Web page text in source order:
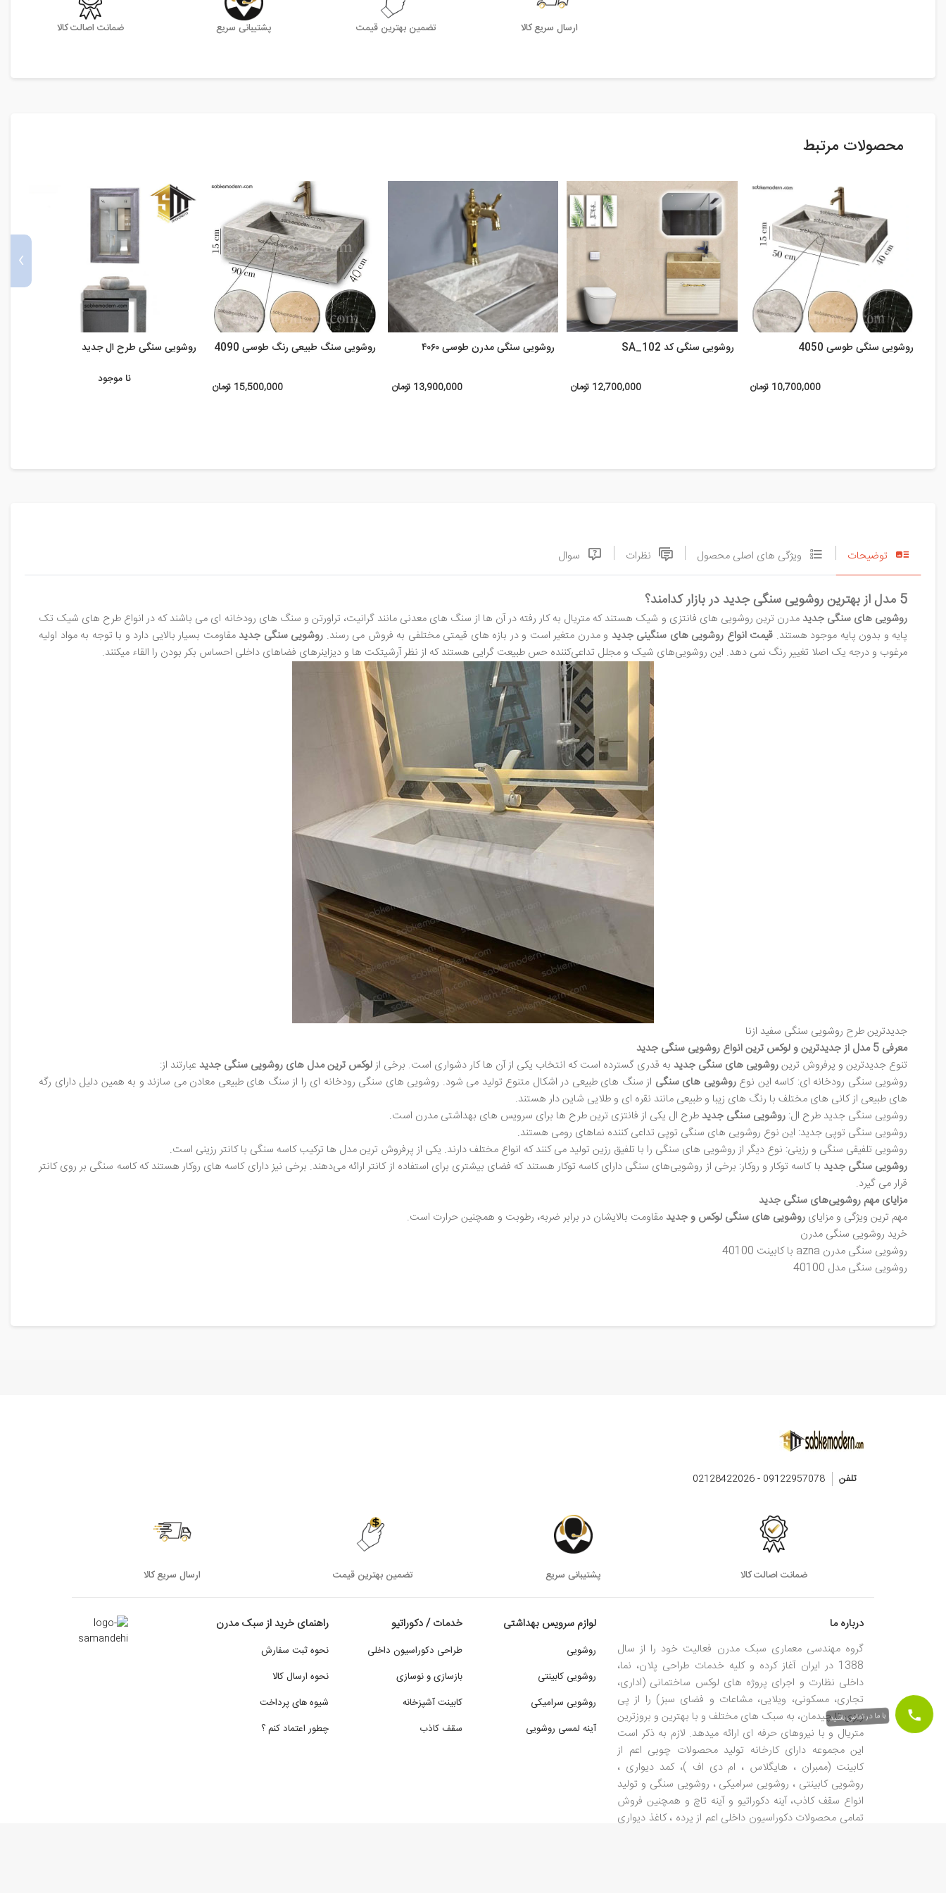
ارسال سریع کالا تضمین بهترین قیمت پشتیبانی سریع ضمانت اصالت کالا
محصولات مرتبط
روشویی سنگی طوسی 4050
10,700,000 تومان
روشویی سنگی کد SA_102
12,700,000 تومان
روشویی سنگی مدرن طوسی ۴۰۶۰
13,900,000 تومان
روشویی سنگ طبیعی رنگ طوسی 4090
15,500,000 تومان
روشویی سنگی طرح ال جدید
نا موجود
›
توضیحات ویژگی های اصلی محصول نظرات سوال
5 مدل از بهترین روشویی سنگی جدید در بازار کدامند؟
روشویی های سنگی جدیدمدرن ترین روشویی های فانتزی و شیک هستند که متریال به کار رفته در آن ها از سنگ های معدنی مانند گرانیت، تراورتن و سنگ های رودخانه ای می باشند که در انواع طرح های شیک تک
پایه و بدون پایه موجود هستند. قیمت انواع روشویی های سنگینی جدید و مدرن متغیر است و در بازه های قیمتی مختلفی به فروش می رسند. روشویی سنگی جدیدمقاومت بسیار بالایی دارد و با توجه به مواد اولیه
مرغوب و درجه یک اصلا تغییر رنگ نمی دهد. این روشویی‌های شیک و مجلل تداعی‌کننده حس طبیعت گرایی هستند که از نظر آرشیتکت ها و دیزاینرهای فضاهای داخلی احساس بکر بودن را القاء می‎کنند.
جدیدترین طرح روشویی سنگی سفید ازنا
معرفی 5 مدل از جدیدترین و لوکس ترین انواع روشویی سنگی جدید
تنوع جدیدترین و پرفروش ترینروشویی های سنگی جدید به قدری گسترده است که انتخاب یکی از آن ها کار دشواری است. برخی از لوکس ترین مدل های روشویی سنگی جدید عبارتند از:
روشویی سنگی رودخانه ای: کاسه این نوعروشویی های سنگی از سنگ های طبیعی در اشکال متنوع تولید می شود. روشویی های سنگی رودخانه ای را از سنگ های طبیعی معادن می سازند و به همین دلیل دارای رگه
های طبیعی از کانی های مختلف با رنگ های زیبا و طبیعی مانند نقره ای و طلایی شاین دار هستند.
روشویی سنگی جدید طرح ال: روشویی سنگی جدیدطرح ال یکی از فانتزی ترین طرح ها برای سرویس های بهداشتی مدرن است.
روشویی سنگی توپی جدید: این نوع روشویی های سنگی توپی تداعی کننده نماهای رومی هستند.
روشویی تلفیقی سنگی و رزینی: نوع دیگر از روشویی های سنگی را با تلفیق رزین تولید می کنند که انواع مختلف دارند. یکی از پرفروش ترین مدل ها ترکیب کاسه سنگی با کانتر رزینی است.
روشویی سنگی جدید با کاسه توکار و روکار: برخی از روشویی‌های سنگی دارای کاسه توکار هستند که فضای بیشتری برای استفاده از کانتر ارائه می‌دهند. برخی نیز دارای کاسه های روکار هستند که کاسه سنگی بر روی کانتر
قرار می گیرد.
مزایای مهم روشویی‌های سنگی جدید
مهم ترین ویژگی و مزایای روشویی های سنگی لوکس و جدیدمقاومت بالایشان در برابر ضربه، رطوبت و همچنین حرارت است.
خرید روشویی سنگی مدرن
روشویی سنگی مدرن azna با کابینت 40100
روشویی سنگی مدل 40100
تلفن 09122957078 - 02128422026
ضمانت اصالت کالا پشتیبانی سریع تضمین بهترین قیمت ارسال سریع کالا
درباره ما
گروه مهندسی معماری سبک مدرن فعالیت خود را از سال
1388 در ایران آغاز کرده و کلیه خدمات طراحی پلان، نما،
داخلی نظارت و اجرای پروژه های لوکس ساختمانی (اداری،
تجاری، مسکونی، ویلایی، مشاعات و فضای سبز) را از پی
ریزی تا چیدمان، به سبک های مختلف و با بهترین و بروزترین
متریال و با نیروهای حرفه ای ارائه میدهد. لازم به ذکر است
این مجموعه دارای کارخانه تولید محصولات چوبی اعم از
کابینت (ممبران ، هایگلاس ، ام دی اف )، کمد دیواری ،
روشویی کابینتی ، روشویی سرامیکی ، روشویی سنگی و تولید
انواع سقف کاذب، آینه دکوراتیو و آینه تاچ و همچنین فروش
تمامی محصولات دکوراسیون داخلی اعم از پرده ، کاغذ دیواری
لوازم سرویس بهداشتی
روشویی
روشویی کابینتی
روشویی سرامیکی
آینه لمسی روشویی
خدمات / دکوراتیو
طراحی دکوراسیون داخلی
بازسازی و نوسازی
کابینت آشپزخانه
سقف کاذب
راهنمای خرید از سبک مدرن
نحوه ثبت سفارش
نحوه ارسال کالا
شیوه های پرداخت
چطور اعتماد کنم ؟
با ما در تماس باشید